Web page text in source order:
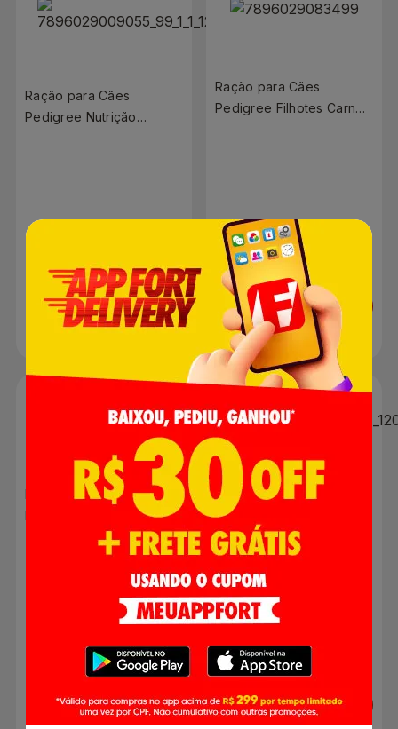
Ração para Cães
Pedigree Nutrição
Adicionar
Ração para Cães
Pedigree Filhotes Carne
R$ 48,89
Adicionar
Ração para Cães
Pedigree Adultos 12
Meses a 7 Anos Raças
Minis e Pequenas Carne
R$ 48,89
Adicionar
Ração para Cães
Pedigree Adultos 12
Meses a 7 Anos Carne e
Vegetais 2,7kg
R$ 48,89
Adicionar